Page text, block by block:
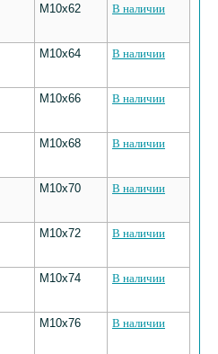
M10х62 В наличии
M10х64 В наличии
M10х66 В наличии
M10х68 В наличии
M10х70 В наличии
M10х72 В наличии
M10х74 В наличии
M10х76 В наличии